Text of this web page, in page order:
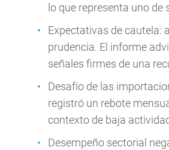
lo que representa uno
Expectativas de cautela:
prudencia. El informe
señales firmes de una
Desafío de las
registró un rebote
contexto de baja
Desempeño sectorial